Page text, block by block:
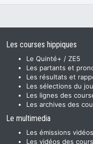
Les courses hippiques
Le Quinté+ / ZE5
Les partants et
Les résultats et
Les sélections du
Les lignes des
Les archives des
Le multimedia
Les émissions vidéos
Les vidéos des